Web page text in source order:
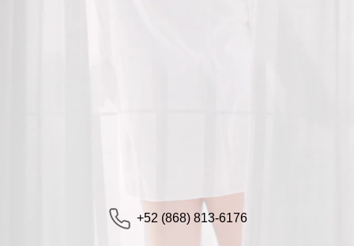
+52 (868) 813-6176